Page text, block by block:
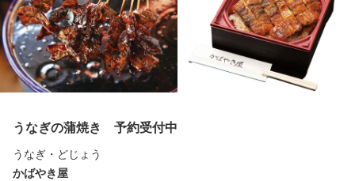
うなぎの蒲焼き 予約受付中
うなぎ・どじょう
かばやき屋